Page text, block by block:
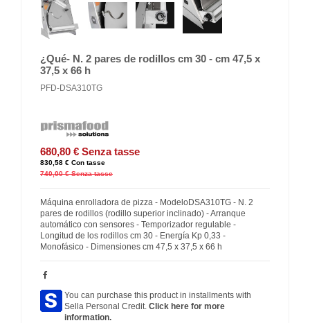
¿Qué- N. 2 pares de rodillos cm 30 - cm 47,5 x
37,5 x 66 h
PFD-DSA310TG
680,80 € Senza tasse
830,58 € Con tasse
740,00 € Senza tasse
Máquina enrolladora de pizza - ModeloDSA310TG - N. 2
pares de rodillos (rodillo superior inclinado) - Arranque
automático con sensores - Temporizador regulable -
Longitud de los rodillos cm 30 - Energía Kp 0,33 -
Monofásico - Dimensiones cm 47,5 x 37,5 x 66 h
You can purchase this product in installments with
Sella Personal Credit. Click here for more
information.